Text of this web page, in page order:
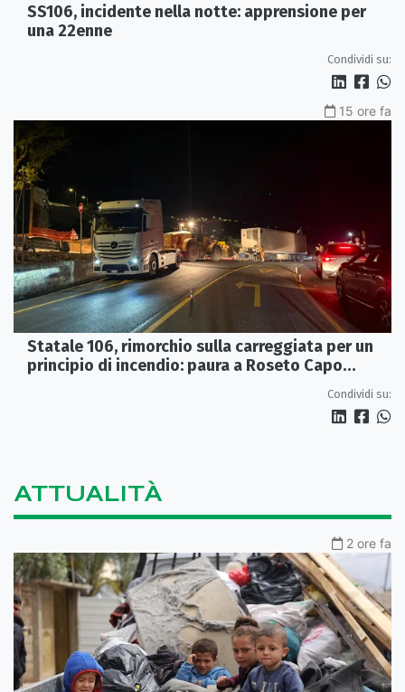
SS106, incidente nella notte: apprensione per
una 22enne
Condividi su:
15 ore fa
Statale 106, rimorchio sulla carreggiata per un
principio di incendio: paura a Roseto Capo
Condividi su:
ATTUALITÀ
2 ore fa